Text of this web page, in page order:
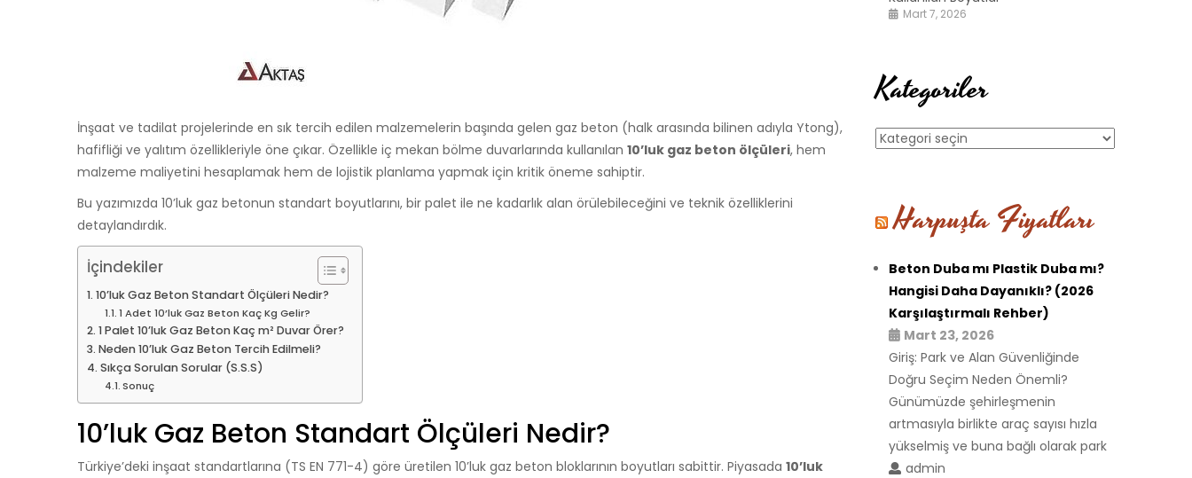
İnşaat ve tadilat projelerinde en sık tercih edilen malzemelerin başında gelen gaz beton (halk arasında bilinen adıyla Ytong),
hafifliği ve yalıtım özellikleriyle öne çıkar. Özellikle iç mekan bölme duvarlarında kullanılan 10’luk gaz beton ölçüleri, hem
malzeme maliyetini hesaplamak hem de lojistik planlama yapmak için kritik öneme sahiptir.
Bu yazımızda 10’luk gaz betonun standart boyutlarını, bir palet ile ne kadarlık alan örülebileceğini ve teknik özelliklerini
detaylandırdık.
İçindekiler
10’luk Gaz Beton Standart Ölçüleri Nedir?
1 Adet 10’luk Gaz Beton Kaç Kg Gelir?
1 Palet 10’luk Gaz Beton Kaç m² Duvar Örer?
Neden 10’luk Gaz Beton Tercih Edilmeli?
Sıkça Sorulan Sorular (S.S.S)
Sonuç
10’luk Gaz Beton Standart Ölçüleri Nedir?
Türkiye’deki inşaat standartlarına (TS EN 771-4) göre üretilen 10’luk gaz beton bloklarının boyutları sabittir. Piyasada 10’luk
Mart 7, 2026
Kategoriler
Kategoriler
Harpuşta Fiyatları
Beton Duba mı Plastik Duba mı?
Hangisi Daha Dayanıklı? (2026
Karşılaştırmalı Rehber)
Mart 23, 2026
Giriş: Park ve Alan Güvenliğinde
Doğru Seçim Neden Önemli?
Günümüzde şehirleşmenin
artmasıyla birlikte araç sayısı hızla
yükselmiş ve buna bağlı olarak park
admin